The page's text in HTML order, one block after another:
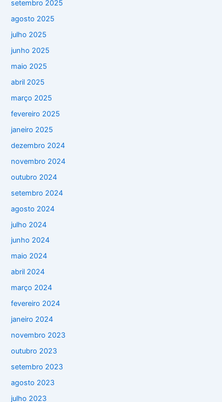
setembro 2025
agosto 2025
julho 2025
junho 2025
maio 2025
abril 2025
março 2025
fevereiro 2025
janeiro 2025
dezembro 2024
novembro 2024
outubro 2024
setembro 2024
agosto 2024
julho 2024
junho 2024
maio 2024
abril 2024
março 2024
fevereiro 2024
janeiro 2024
novembro 2023
outubro 2023
setembro 2023
agosto 2023
julho 2023